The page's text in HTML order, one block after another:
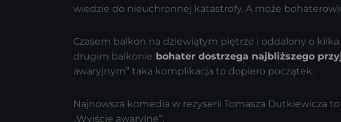
wiedzie do nieuchronnej katastrofy. A może
Czasem balkon na dziewiątym piętrze i oddalony o
drugim balkonie bohater dostrzega najbliższego
awaryjnym” taka komplikacja to dopiero początek.
Najnowsza komedia w reżyserii Tomasza Dutkiewicza
„Wyjście awaryjne”.